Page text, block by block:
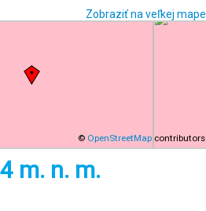
Zobraziť na veľkej mape
© OpenStreetMap contributors
m. n. m.